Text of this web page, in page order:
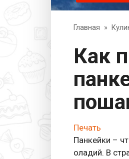
Главная »
Как приготовить вкусные
Печать
Панкейки –
оладий. В